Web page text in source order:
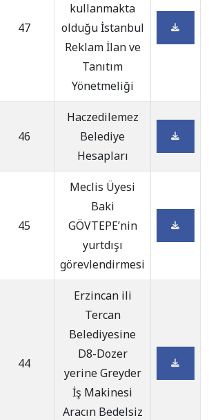
47
kullanmakta
olduğu İstanbul
Reklam İlan ve
Tanıtım
Yönetmeliği
46
Haczedilemez
Belediye
Hesapları
45
Meclis Üyesi
Baki
GÖVTEPE’nin
yurtdışı
görevlendirmesi
44
Erzincan ili
Tercan
Belediyesine
D8-Dozer
yerine Greyder
İş Makinesi
Aracın Bedelsiz